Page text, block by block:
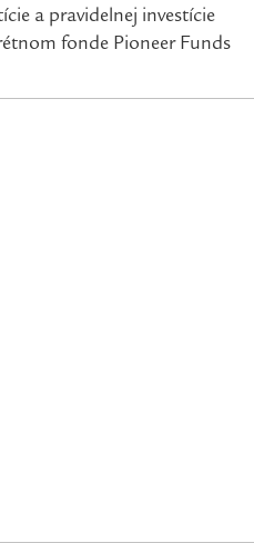
a pravidelnej investície
fonde Pioneer Funds